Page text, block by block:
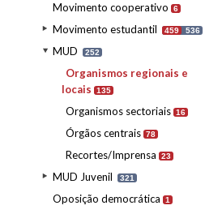
Movimento cooperativo 6
Movimento estudantil 459 536
MUD 252
Organismos regionais e
locais
135
Organismos sectoriais 16
Órgãos centrais 78
Recortes/Imprensa 23
MUD Juvenil 321
Oposição democrática 1